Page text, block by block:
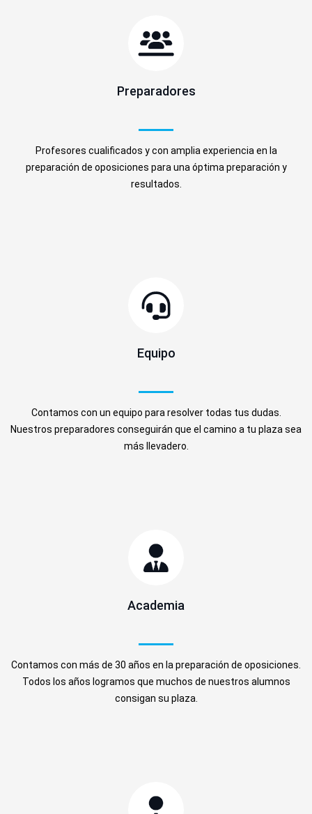
Preparadores
Profesores cualificados y con amplia experiencia en la
preparación de oposiciones para una óptima preparación y
resultados.
Equipo
Contamos con un equipo para resolver todas tus dudas.
Nuestros preparadores conseguirán que el camino a tu plaza sea
más llevadero.
Academia
Contamos con más de 30 años en la preparación de oposiciones.
Todos los años logramos que muchos de nuestros alumnos
consigan su plaza.